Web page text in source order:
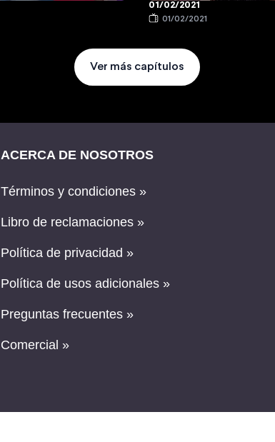
01/02/2021
01/02/2021
Ver más capítulos
ACERCA DE NOSOTROS
Términos y condiciones »
Libro de reclamaciones »
Política de privacidad »
Política de usos adicionales »
Preguntas frecuentes »
Comercial »